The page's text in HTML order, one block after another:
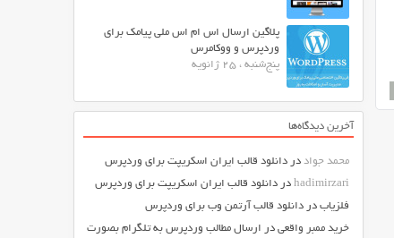
پلاگین ارسال اس ام اس ملی پیامک برای
وردپرس و ووکامرس
پنج‌شنبه ، 25 ژانویه
آخرین دیدگاه‌ها
محمد جواد در دانلود قالب ایران اسکریپت برای وردپرس
hadimirzari در دانلود قالب ایران اسکریپت برای وردپرس
فلزیاب در دانلود قالب آرتمن وب برای وردپرس
خرید ممبر واقعی در ارسال مطالب وردپرس به تلگرام بصورت